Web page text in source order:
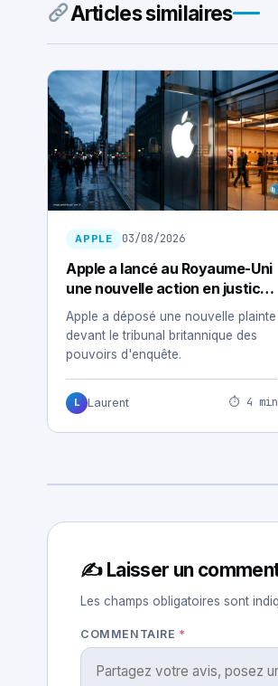
Articles similaires
APPLE 03/08/2026
Apple a lancé au Royaume-Uni
une nouvelle action en justice
pour ne pas être obligé
d’installer une porte dérobée
Apple a déposé une nouvelle plainte
devant le tribunal britannique des
pouvoirs d'enquête.
L Laurent ⏱ 4 min
✍️ Laisser un
Les champs obligatoires sont
COMMENTAIRE *